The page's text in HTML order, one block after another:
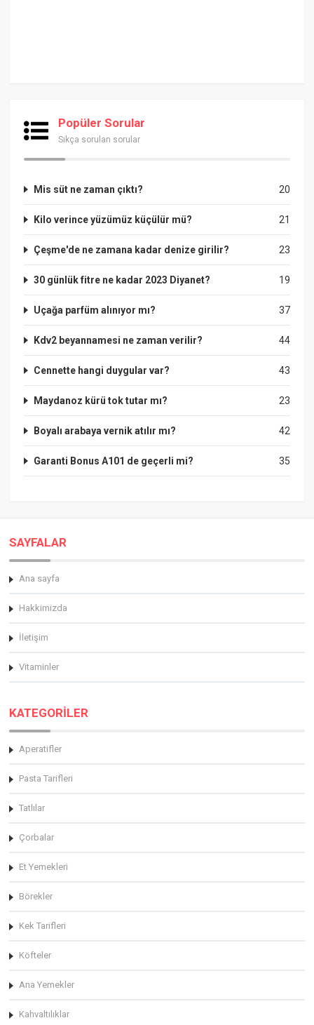
Popüler Sorular
Sıkça sorulan sorular
20
Mis süt ne zaman çıktı?
21
Kilo verince yüzümüz küçülür mü?
23
Çeşme'de ne zamana kadar denize girilir?
19
30 günlük fitre ne kadar 2023 Diyanet?
37
Uçağa parfüm alınıyor mı?
44
Kdv2 beyannamesi ne zaman verilir?
43
Cennette hangi duygular var?
23
Maydanoz kürü tok tutar mı?
42
Boyalı arabaya vernik atılır mı?
35
Garanti Bonus A101 de geçerli mi?
SAYFALAR
Ana sayfa
Hakkimizda
İletişim
Vitaminler
KATEGORİLER
Aperatifler
Pasta Tarifleri
Tatlılar
Çorbalar
Et Yemekleri
Börekler
Kek Tarifleri
Köfteler
Ana Yemekler
Kahvaltılıklar